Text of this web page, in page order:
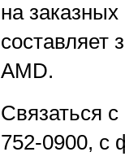
на
составляет
AMD.
Связаться
752-0900, с